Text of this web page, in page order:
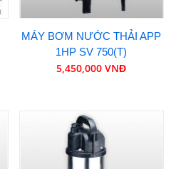
MÁY BƠM NƯỚC THẢI APP
1HP SV 750(T)
5,450,000 VNĐ